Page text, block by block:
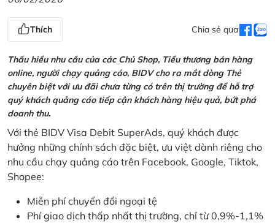
Thích Chia sẻ qua
Thấu hiểu nhu cầu của các Chủ Shop, Tiểu thương bán hàng
online, người chạy quảng cáo, BIDV cho ra mắt dòng Thẻ
chuyên biệt với ưu đãi chưa từng có trên thị trường để hỗ trợ
quý khách quảng cáo tiếp cận khách hàng hiệu quả, bứt phá
doanh thu.
Với thẻ BIDV Visa Debit SuperAds, quý khách được
hưởng những chính sách đặc biệt, ưu việt dành riêng cho
nhu cầu chạy quảng cáo trên Facebook, Google, Tiktok,
Shopee:
Miễn phí chuyển đổi ngoại tệ
Phí giao dịch thấp nhất thị trường, chỉ từ 0,9%-1,1%